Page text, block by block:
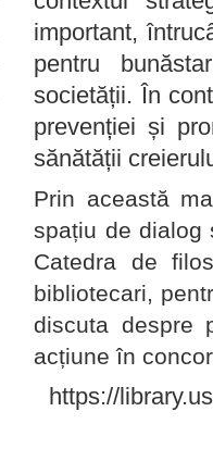
important,
pentru
societății. În
prevenției și
sănătății
Prin această
spațiu de dialog
Catedra de
bibliotecari,
discuta despre
acțiune în
https://